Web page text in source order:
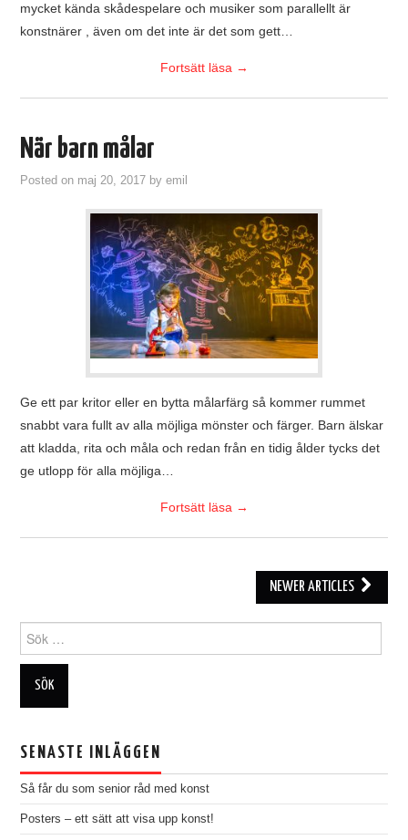
mycket kända skådespelare och musiker som parallellt är
konstnärer , även om det inte är det som gett…
Fortsätt läsa →
När barn målar
Posted on maj 20, 2017 byemil
Ge ett par kritor eller en bytta målarfärg så kommer rummet
snabbt vara fullt av alla möjliga mönster och färger. Barn älskar
att kladda, rita och måla och redan från en tidig ålder tycks det
ge utlopp för alla möjliga…
Fortsätt läsa →
NEWER ARTICLES
for:
SENASTE INLÄGGEN
Så får du som senior råd med konst
Posters – ett sätt att visa upp konst!